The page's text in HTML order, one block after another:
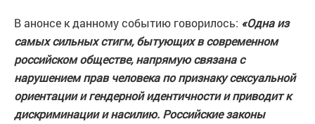
В анонсе к данному событию говорилось: «Одна из
самых сильных стигм, бытующих в современном
российском обществе, напрямую связана с
нарушением прав человека по признаку сексуальной
ориентации и гендерной идентичности и приводит к
дискриминации и насилию. Российские законы